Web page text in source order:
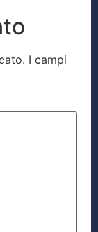
I campi